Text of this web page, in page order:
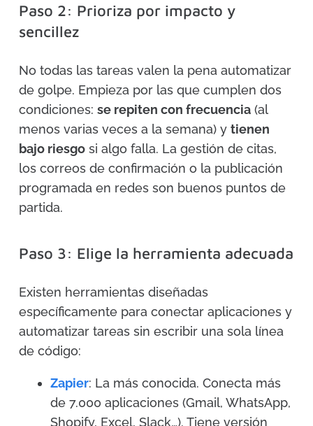
Paso 2: Prioriza por impacto y
sencillez
No todas las tareas valen la pena automatizar
de golpe. Empieza por las que cumplen dos
condiciones: se repiten con frecuencia (al
menos varias veces a la semana) y tienen
bajo riesgo si algo falla. La gestión de citas,
los correos de confirmación o la publicación
programada en redes son buenos puntos de
partida.
Paso 3: Elige la herramienta adecuada
Existen herramientas diseñadas
específicamente para conectar aplicaciones y
automatizar tareas sin escribir una sola línea
de código:
Zapier: La más conocida. Conecta más
de 7.000 aplicaciones (Gmail, WhatsApp,
Shopify, Excel, Slack…). Tiene versión